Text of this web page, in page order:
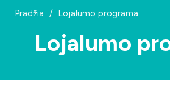
Pradžia / Lojalumo programa
Lojalumo